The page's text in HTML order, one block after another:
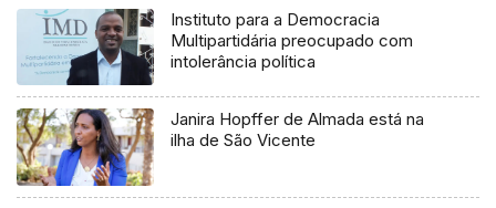
Instituto para a Democracia
Multipartidária preocupado com
intolerância política
Janira Hopffer de Almada está na
ilha de São Vicente